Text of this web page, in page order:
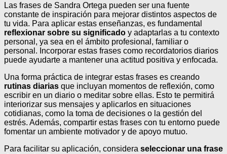
Las frases de Sandra Ortega pueden ser una fuente
constante de inspiración para mejorar distintos aspectos de
tu vida. Para aplicar estas enseñanzas, es fundamental
reflexionar sobre su significado y adaptarlas a tu contexto
personal, ya sea en el ámbito profesional, familiar o
personal. Incorporar estas frases como recordatorios diarios
puede ayudarte a mantener una actitud positiva y enfocada.
Una forma práctica de integrar estas frases es creando
rutinas diarias que incluyan momentos de reflexión, como
escribir en un diario o meditar sobre ellas. Esto te permitirá
interiorizar sus mensajes y aplicarlos en situaciones
cotidianas, como la toma de decisiones o la gestión del
estrés. Además, compartir estas frases con tu entorno puede
fomentar un ambiente motivador y de apoyo mutuo.
Para facilitar su aplicación, considera seleccionar una frase